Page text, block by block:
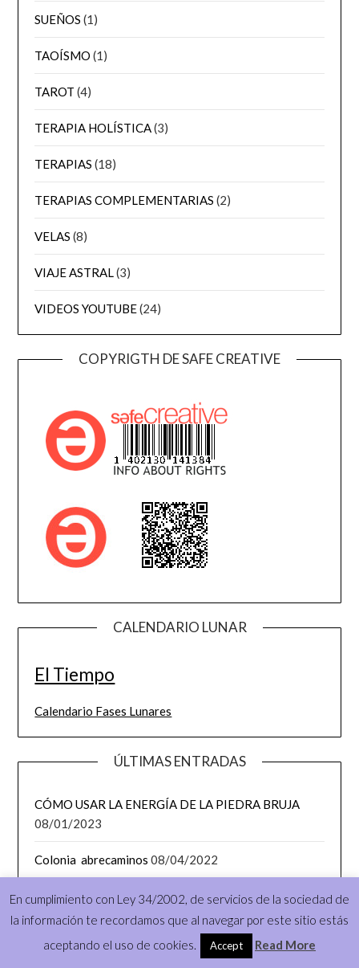
SUEÑOS (1)
TAOÍSMO (1)
TAROT (4)
TERAPIA HOLÍSTICA(3)
TERAPIAS (18)
TERAPIAS COMPLEMENTARIAS (2)
VELAS (8)
VIAJE ASTRAL(3)
VIDEOS YOUTUBE(24)
COPYRIGTH DE SAFE CREATIVE
CALENDARIO LUNAR
El Tiempo
Calendario Fases Lunares
ÚLTIMAS ENTRADAS
CÓMO USAR LA ENERGÍA DE LA PIEDRA BRUJA
08/01/2023
Colonia abrecaminos 08/04/2022
Morrigan, la diosa celta de la guerra16/02/2022
14/01/2022
En cumplimiento con Ley 34/2002, de servicios de la sociedad de
la información te recordamos que al navegar por este sitio estás
aceptando el uso de cookies.
Accept Read More